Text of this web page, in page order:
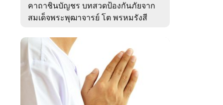
คาถาชินบัญชร บทสวดป้องกันภัยจาก
สมเด็จพระพุฒาจารย์ โต พรหมรังสี